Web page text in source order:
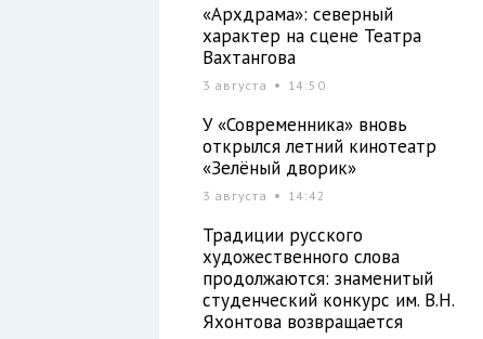
«Архдрама»: северный
характер на сцене Театра
Вахтангова
3 августа 14:50
У «Современника» вновь
открылся летний кинотеатр
«Зелёный дворик»
3 августа 14:42
Традиции русского
художественного слова
продолжаются: знаменитый
студенческий конкурс им. В.Н.
Яхонтова возвращается